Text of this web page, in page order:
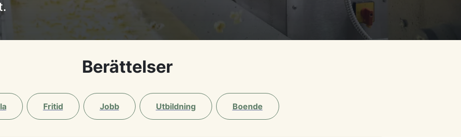
Berättelser
Fritid Jobb Utbildning Boende